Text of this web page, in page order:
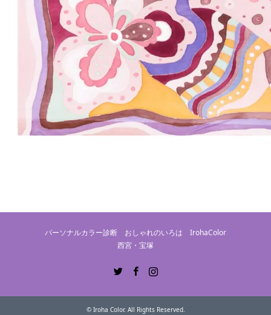
パーソナルカラー診断 おしゃれのいろは IrohaColor
西宮・宝塚
© Iroha Color. All Rights Reserved.